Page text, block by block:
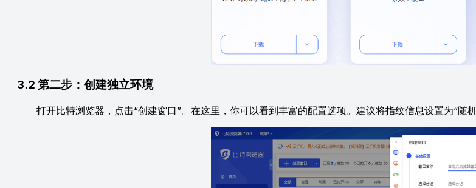
3.2 第二步：创建独立环境
打开比特浏览器，点击“创建窗口”。在这里，你可以看到丰富的配置选项。建议将指纹信息设置为“随机